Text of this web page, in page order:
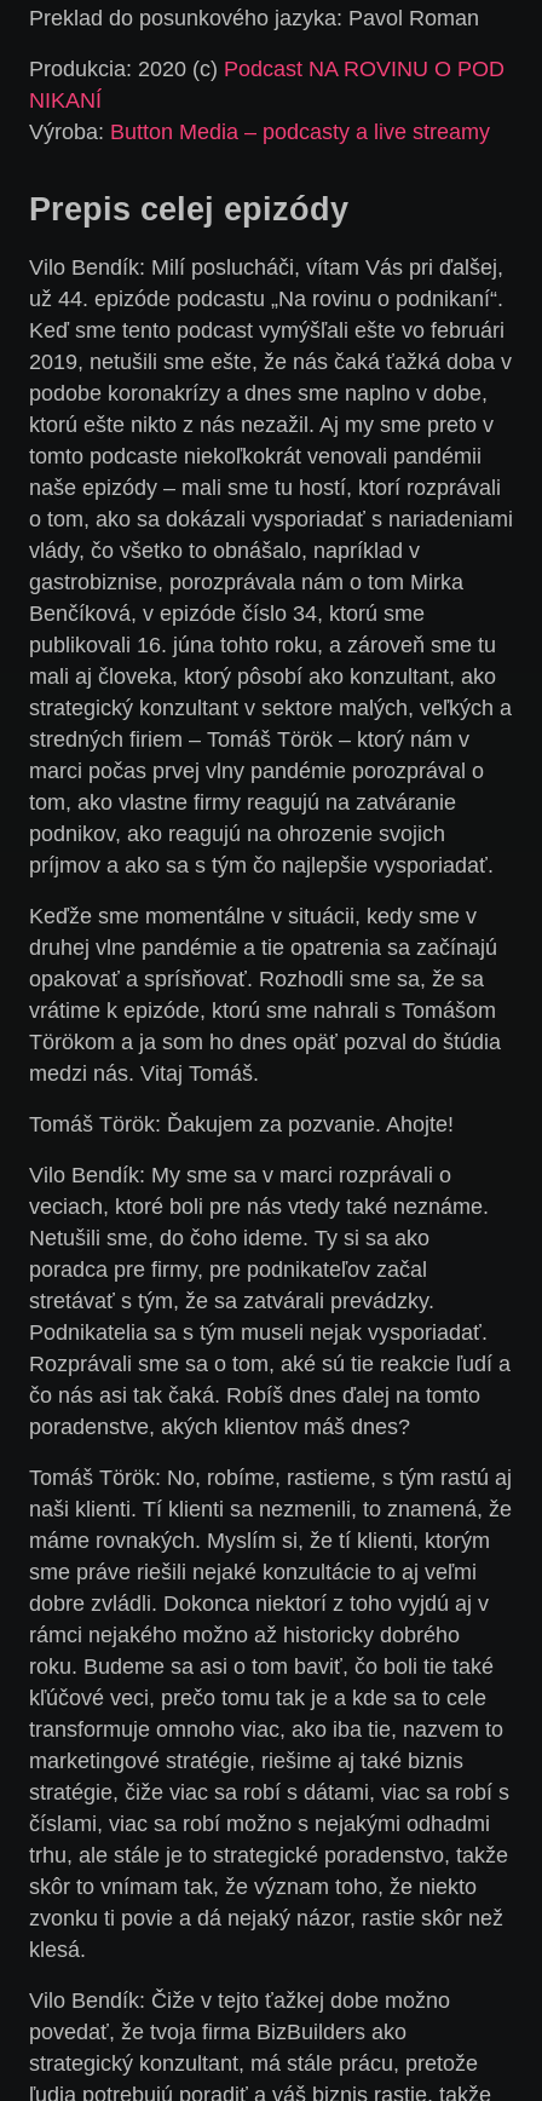
Preklad do posunkového jazyka: Pavol Roman
Produkcia: 2020 (c) Podcast NA ROVINU O POD
NIKANÍ
Výroba: Button Media – podcasty a live streamy
Prepis celej epizódy
Vilo Bendík: Milí poslucháči, vítam Vás pri ďalšej,
už 44. epizóde podcastu „Na rovinu o podnikaní“.
Keď sme tento podcast vymýšľali ešte vo februári
2019, netušili sme ešte, že nás čaká ťažká doba v
podobe koronakrízy a dnes sme naplno v dobe,
ktorú ešte nikto z nás nezažil. Aj my sme preto v
tomto podcaste niekoľkokrát venovali pandémii
naše epizódy – mali sme tu hostí, ktorí rozprávali
o tom, ako sa dokázali vysporiadať s nariadeniami
vlády, čo všetko to obnášalo, napríklad v
gastrobiznise, porozprávala nám o tom Mirka
Benčíková, v epizóde číslo 34, ktorú sme
publikovali 16. júna tohto roku, a zároveň sme tu
mali aj človeka, ktorý pôsobí ako konzultant, ako
strategický konzultant v sektore malých, veľkých a
stredných firiem – Tomáš Török – ktorý nám v
marci počas prvej vlny pandémie porozprával o
tom, ako vlastne firmy reagujú na zatváranie
podnikov, ako reagujú na ohrozenie svojich
príjmov a ako sa s tým čo najlepšie vysporiadať.
Keďže sme momentálne v situácii, kedy sme v
druhej vlne pandémie a tie opatrenia sa začínajú
opakovať a sprísňovať. Rozhodli sme sa, že sa
vrátime k epizóde, ktorú sme nahrali s Tomášom
Törökom a ja som ho dnes opäť pozval do štúdia
medzi nás. Vitaj Tomáš.
Tomáš Török: Ďakujem za pozvanie. Ahojte!
Vilo Bendík: My sme sa v marci rozprávali o
veciach, ktoré boli pre nás vtedy také neznáme.
Netušili sme, do čoho ideme. Ty si sa ako
poradca pre firmy, pre podnikateľov začal
stretávať s tým, že sa zatvárali prevádzky.
Podnikatelia sa s tým museli nejak vysporiadať.
Rozprávali sme sa o tom, aké sú tie reakcie ľudí a
čo nás asi tak čaká. Robíš dnes ďalej na tomto
poradenstve, akých klientov máš dnes?
Tomáš Török: No, robíme, rastieme, s tým rastú aj
naši klienti. Tí klienti sa nezmenili, to znamená, že
máme rovnakých. Myslím si, že tí klienti, ktorým
sme práve riešili nejaké konzultácie to aj veľmi
dobre zvládli. Dokonca niektorí z toho vyjdú aj v
rámci nejakého možno až historicky dobrého
roku. Budeme sa asi o tom baviť, čo boli tie také
kľúčové veci, prečo tomu tak je a kde sa to cele
transformuje omnoho viac, ako iba tie, nazvem to
marketingové stratégie, riešime aj také biznis
stratégie, čiže viac sa robí s dátami, viac sa robí s
číslami, viac sa robí možno s nejakými odhadmi
trhu, ale stále je to strategické poradenstvo, takže
skôr to vnímam tak, že význam toho, že niekto
zvonku ti povie a dá nejaký názor, rastie skôr než
klesá.
Vilo Bendík: Čiže v tejto ťažkej dobe možno
povedať, že tvoja firma BizBuilders ako
strategický konzultant, má stále prácu, pretože
ľudia potrebujú poradiť a váš biznis rastie, takže